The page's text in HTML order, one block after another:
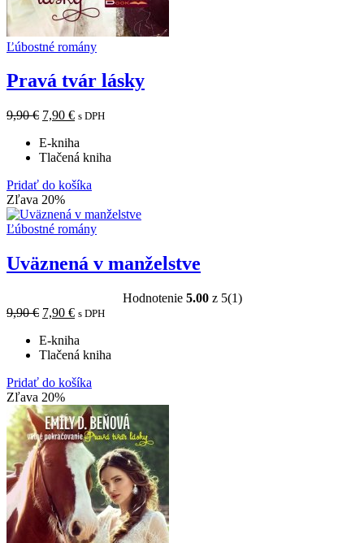
Ľúbostné romány
Pravá tvár lásky
9,90€ 7,90 € s DPH
E-kniha
Tlačená kniha
Pridať do košíka
Zľava 20%
Ľúbostné romány
Uväznená v manželstve
Hodnotenie 5.00z 5(1)
9,90€ 7,90 € s DPH
E-kniha
Tlačená kniha
Pridať do košíka
Zľava 20%